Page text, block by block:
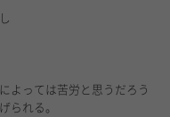
よっては苦労と思うだろう
られる。